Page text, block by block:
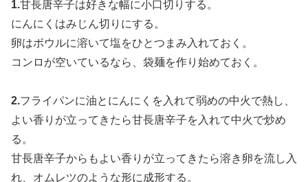
1.甘長唐辛子は好きな幅に小口切りする。
にんにくはみじん切りにする。
卵はボウルに溶いて塩をひとつまみ入れておく。
コンロが空いているなら、袋麺を作り始めておく。
2.フライパンに油とにんにくを入れて弱めの中火で熱し、
よい香りが立ってきたら甘長唐辛子を入れて中火で炒め
る。
甘長唐辛子からもよい香りが立ってきたら溶き卵を流し入
れ、オムレツのような形に成形する。